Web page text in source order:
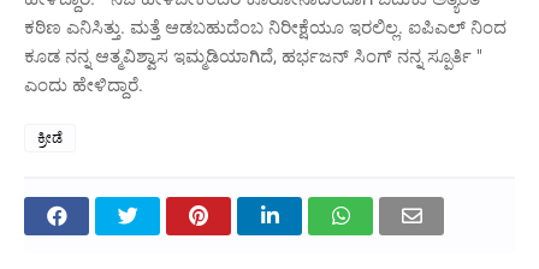
ಕಠಿಣ ಎನಿಸಿತ್ತು. ಮತ್ತೆ ಆಡಬಹುದೆಂಬ ನಿರೀಕ್ಷೆಯೂ ಇರಲಿಲ್ಲ. ಐಪಿಎಲ್ ನಿಂದ
ಕೂಡ ನನ್ನ ಆತ್ಮವಿಶ್ವಾಸ ಇಮ್ಮಡಿಯಾಗಿದೆ, ಹರ್ಭಜನ್ ಸಿಂಗ್ ನನ್ನ ಸ್ಪೂರ್ತಿ "
ಎಂದು ಹೇಳಿದ್ದಾರೆ.
ಕ್ರೀಡೆ